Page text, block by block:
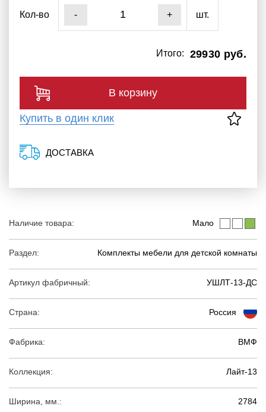
Наличие товара: Мало
Раздел: Комплекты мебели для детской комнаты
Артикул фабричный: УШЛТ-13-ДС
Страна: Россия
Фабрика: ВМФ
Коллекция: Лайт-13
Ширина, мм.: 2784
Кол-во - + шт.
29930 руб.
Итого:
В корзину
Купить в один клик
ДОСТАВКА